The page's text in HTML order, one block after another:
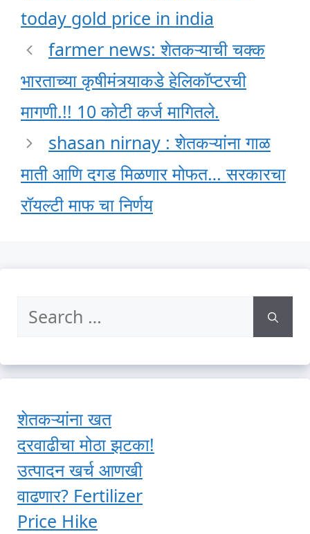
today gold price in india
farmer news: शेतकऱ्याची चक्क
भारताच्या कृषीमंत्र्याकडे हेलिकॉप्टरची
मागणी.!! 10 कोटी कर्ज मागितले.
shasan nirnay : शेतकऱ्यांना गाळ
माती आणि दगड मिळणार मोफत… सरकारचा
रॉयल्टी माफ चा निर्णय
Search
शेतकऱ्यांना खत
दरवाढीचा मोठा झटका!
उत्पादन खर्च आणखी
वाढणार? Fertilizer
Price Hike